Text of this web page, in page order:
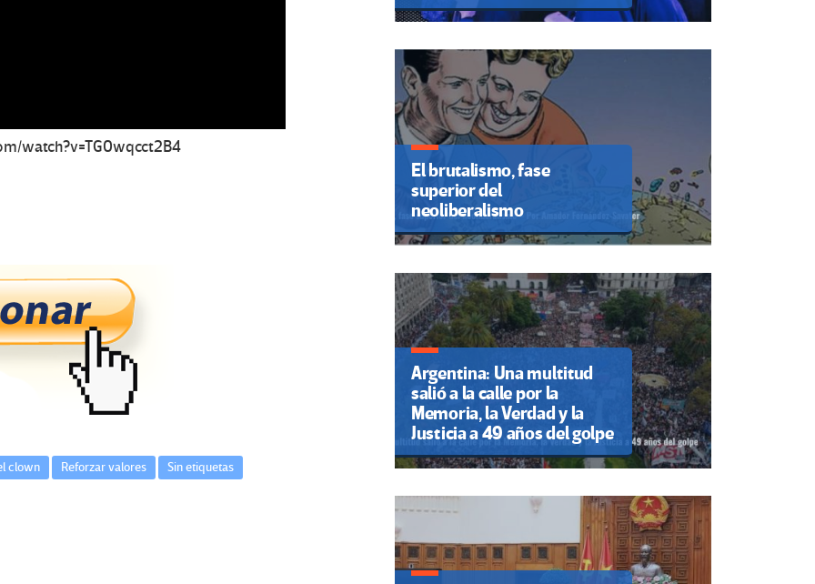
watch?v=TG0wqcct2B4
clown Reforzar valores Sin etiquetas
El brutalismo, fase
superior del
neoliberalismo
Argentina: Una multitud
salió a la calle por la
Memoria, la Verdad y la
Justicia a 49 años del golpe